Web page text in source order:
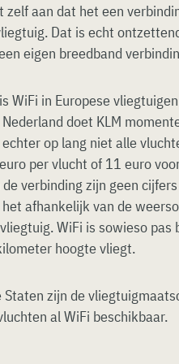
zelf aan dat het een
Dat is echt
eigen breedband
WiFi in Europese
doet KLM
op lang niet alle
per vlucht of 11 euro
verbinding zijn geen
afhankelijk van de
WiFi is sowieso
hoogte vliegt.
Staten zijn de
al WiFi beschikbaar.